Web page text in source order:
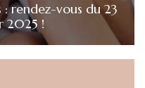
: rendez-vous du 23
2025 !